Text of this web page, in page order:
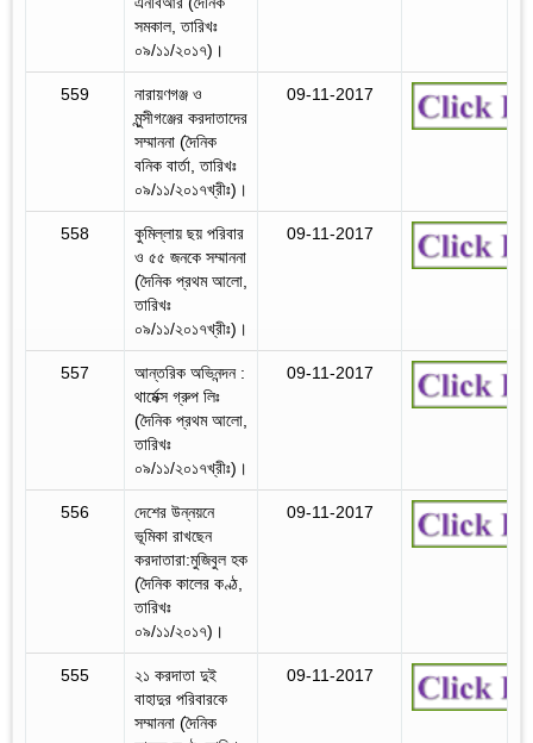
সমকাল, তারিখঃ
০৯/১১/২০১৭)।
559
নারায়ণগঞ্জ ও
মুন্সীগঞ্জের করদাতাদের
সম্মাননা (দৈনিক
বনিক বার্তা, তারিখঃ
০৯/১১/২০১৭খ্রীঃ)।
09-11-2017
558
কুমিল্লায় ছয় পরিবার
ও ৫৫ জনকে সম্মাননা
(দৈনিক প্রথম আলো,
তারিখঃ
০৯/১১/২০১৭খ্রীঃ)।
09-11-2017
557
আন্তরিক অভিনন্দন :
থার্মেক্স গ্রুপ লিঃ
(দৈনিক প্রথম আলো,
তারিখঃ
০৯/১১/২০১৭খ্রীঃ)।
09-11-2017
556
দেশের উন্নয়নে
ভূমিকা রাখছেন
করদাতারা:মুজিবুল হক
(দৈনিক কালের কণ্ঠ,
তারিখঃ
০৯/১১/২০১৭)।
09-11-2017
555
২১ করদাতা দুই
বাহাদুর পরিবারকে
সম্মাননা (দৈনিক
09-11-2017